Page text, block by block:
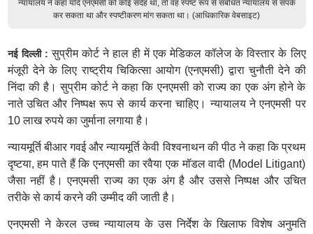
न्यायालय ने कहा यदि एनएमसी को कोई संदेह था, तो वह स्पष्ट रूप से संबंधित न्यायालय से संपर्क
कर सकता था और स्पष्टीकरण मांग सकता था। (आधिकारिक वेबसाइट)
नई दिल्ली :सुप्रीम कोर्ट ने हाल ही में एक मेडिकल कॉलेज के विस्तार के लिए
मंजूरी देने के लिए राष्ट्रीय चिकित्सा आयोग (एनएमसी) द्वारा चुनौती देने की
निंदा की है। सुप्रीम कोर्ट ने कहा कि एनएमसी को राज्य का एक अंग होने के
नाते उचित और निष्पक्ष रूप से कार्य करना चाहिए। न्यायालय ने एनएमसी पर
10 लाख रुपये का जुर्माना लगाया है।
न्यायमूर्ति बीआर गवई और न्यायमूर्ति केवी विश्वनाथन की पीठ ने कहा कि प्रथम
दृष्टया, हम पाते हैं कि एनएमसी का रवैया एक मॉडल वादी (Model Litigant)
जैसा नहीं है। एनएमसी राज्य का एक अंग है और उससे निष्पक्ष और उचित
तरीके से कार्य करने की उम्मीद की जाती है।
एनएमसी ने केरल उच्च न्यायालय के उस निर्देश के खिलाफ विशेष अनुमति